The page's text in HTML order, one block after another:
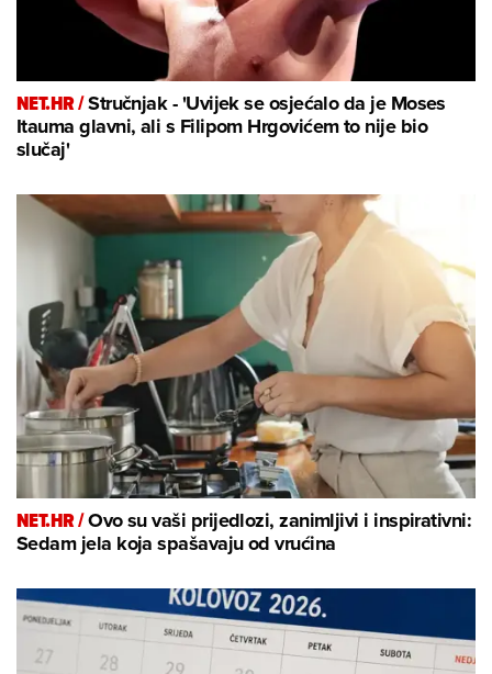
NET.HR /Stručnjak - 'Uvijek se osjećalo da je Moses
Itauma glavni, ali s Filipom Hrgovićem to nije bio
slučaj'
NET.HR /Ovo su vaši prijedlozi, zanimljivi i inspirativni:
Sedam jela koja spašavaju od vrućina